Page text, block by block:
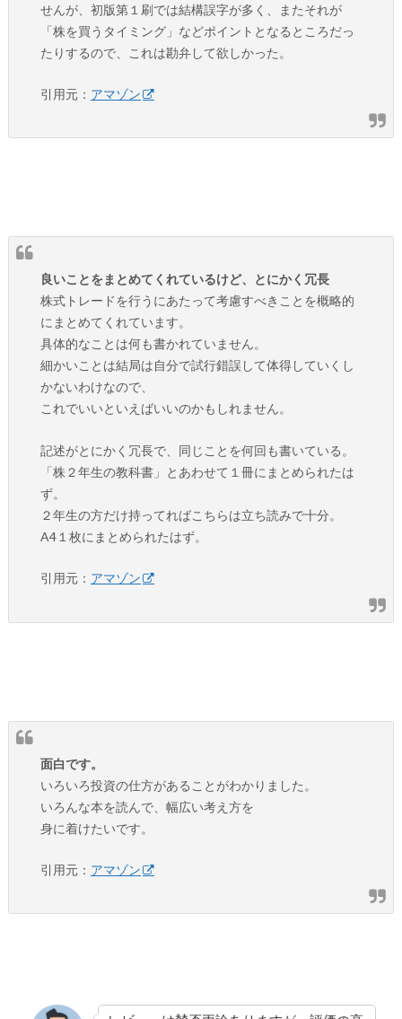
せんが、初版第１刷では結構誤字が多く、またそれが
「株を買うタイミング」などポイントとなるところだっ
たりするので、これは勘弁して欲しかった。
引用元： アマゾン
良いことをまとめてくれているけど、とにかく冗長
株式トレードを行うにあたって考慮すべきことを概略的
にまとめてくれています。
具体的なことは何も書かれていません。
細かいことは結局は自分で試行錯誤して体得していくし
かないわけなので、
これでいいといえばいいのかもしれません。
記述がとにかく冗長で、同じことを何回も書いている。
「株２年生の教科書」とあわせて１冊にまとめられたは
ず。
２年生の方だけ持ってればこちらは立ち読みで十分。
A4１枚にまとめられたはず。
引用元： アマゾン
面白です。
いろいろ投資の仕方があることがわかりました。
いろんな本を読んで、幅広い考え方を
身に着けたいです。
引用元： アマゾン